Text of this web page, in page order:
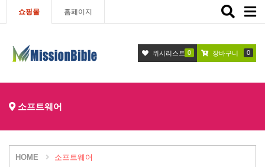
쇼핑몰 홈페이지
Toggle
위시리스트 0 장바구니 0
소프트웨어
HOME 소프트웨어